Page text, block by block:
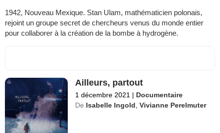
1942, Nouveau Mexique. Stan Ulam, mathématicien polonais,
rejoint un groupe secret de chercheurs venus du monde entier
pour collaborer à la création de la bombe à hydrogène.
Ailleurs, partout
1 décembre 2021 | Documentaire
De Isabelle Ingold ,Vivianne Perelmuter